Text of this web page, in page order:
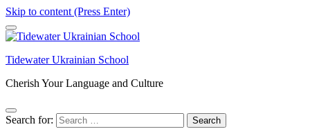
Skip to content (Press Enter)
Tidewater Ukrainian School
Cherish Your Language and Culture
Search for: